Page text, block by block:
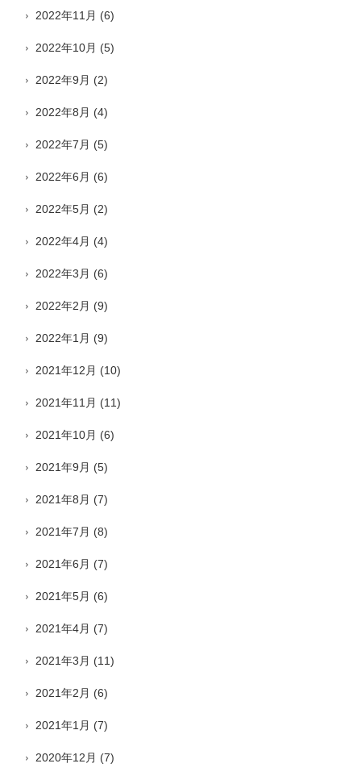
2022年11月 (6)
2022年10月 (5)
2022年9月 (2)
2022年8月 (4)
2022年7月 (5)
2022年6月 (6)
2022年5月 (2)
2022年4月 (4)
2022年3月 (6)
2022年2月 (9)
2022年1月 (9)
2021年12月 (10)
2021年11月 (11)
2021年10月 (6)
2021年9月 (5)
2021年8月 (7)
2021年7月 (8)
2021年6月 (7)
2021年5月 (6)
2021年4月 (7)
2021年3月 (11)
2021年2月 (6)
2021年1月 (7)
2020年12月 (7)